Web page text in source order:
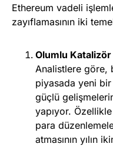
Ethereum vadeli
zayıflamasının iki
Olumlu
Analistlere göre,
piyasada yeni
güçlü
yapıyor.
para
atmasının yılın